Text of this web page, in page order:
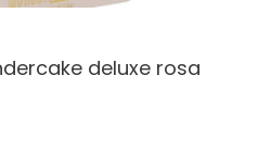
deluxe rosa